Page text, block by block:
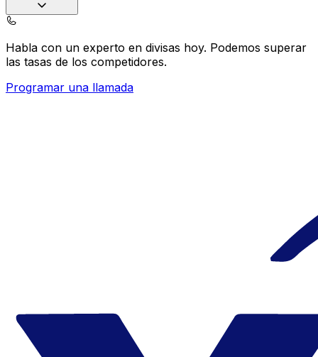
Habla con un experto en divisas hoy. Podemos superar
las tasas de los competidores.
Programar una llamada